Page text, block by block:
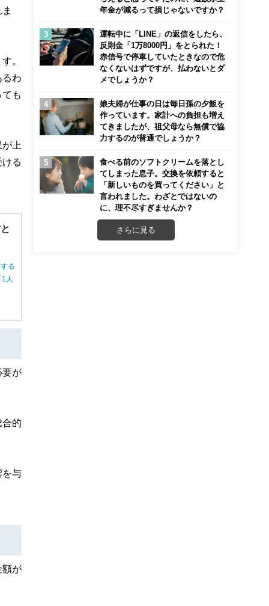
。
るわ
も
上
る
る
人
要が
合的
を与
額が
年金が減るって損じゃないですか？
運転中に「LINE」の返信をしたら、
反則金「1万8000円」をとられた！
赤信号で停車していたときなので危
なくないはずですが、払わないとダ
メでしょうか？
娘夫婦が仕事の日は毎日孫の夕飯を
作っています。家計への負担も増え
てきましたが、祖父母なら無償で協
力するのが普通でしょうか？
食べる前のソフトクリームを落とし
てしまった息子。交換を依頼すると
「新しいものを買ってください」と
言われました。わざとではないの
に、理不尽すぎませんか？
さらに見る